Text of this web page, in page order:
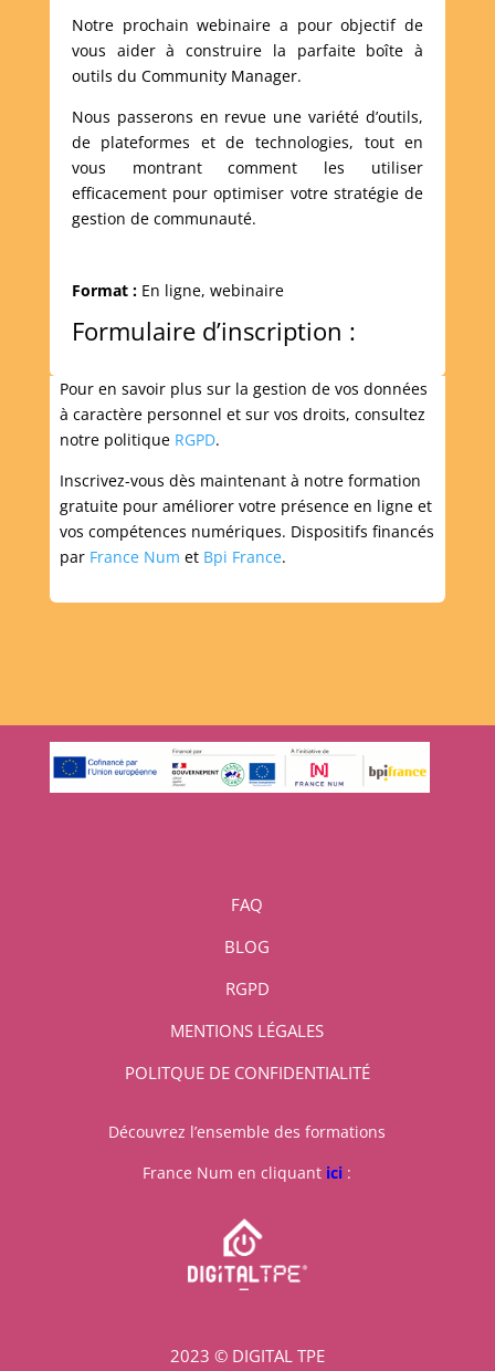
Notre prochain webinaire a pour objectif de
vous aider à construire la parfaite boîte à
outils du Community Manager.
Nous passerons en revue une variété d’outils,
de plateformes et de technologies, tout en
vous montrant comment les utiliser
efficacement pour optimiser votre stratégie de
gestion de communauté.
Format :En ligne, webinaire
Formulaire d’inscription :
Pour en savoir plus sur la gestion de vos données
à caractère personnel et sur vos droits, consultez
notre politique RGPD.
Inscrivez-vous dès maintenant à notre formation
gratuite pour améliorer votre présence en ligne et
vos compétences numériques. Dispositifs financés
par France Num et Bpi France.
FAQ
BLOG
RGPD
MENTIONS LÉGALES
POLITQUE DE CONFIDENTIALITÉ
Découvrez l’ensemble des formations
France Num en cliquant ici :
2023 © DIGITAL TPE